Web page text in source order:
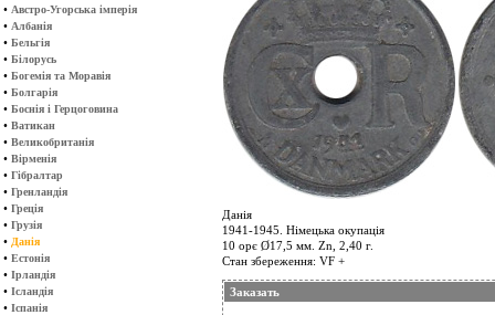
• Австро-Угорська імперія
• Албанія
• Бельгія
• Білорусь
• Богемія та Моравія
• Болгарія
• Боснія і Герцоговина
• Ватикан
• Великобританія
• Вірменія
• Гібралтар
• Гренландія
• Греція
• Грузія
• Данія
• Естонія
• Ірландія
• Ісландія
• Іспанія
Данія
1941-1945. Німецька окупація
10 орє Ø17,5 мм. Zn, 2,40 г.
Стан збереження: VF +
Заказать